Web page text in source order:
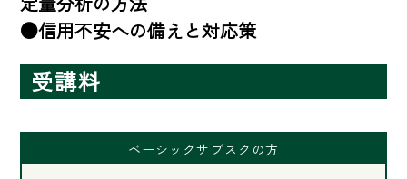
●信用不安への備えと対応策
受講料
ベーシックサブスクの方